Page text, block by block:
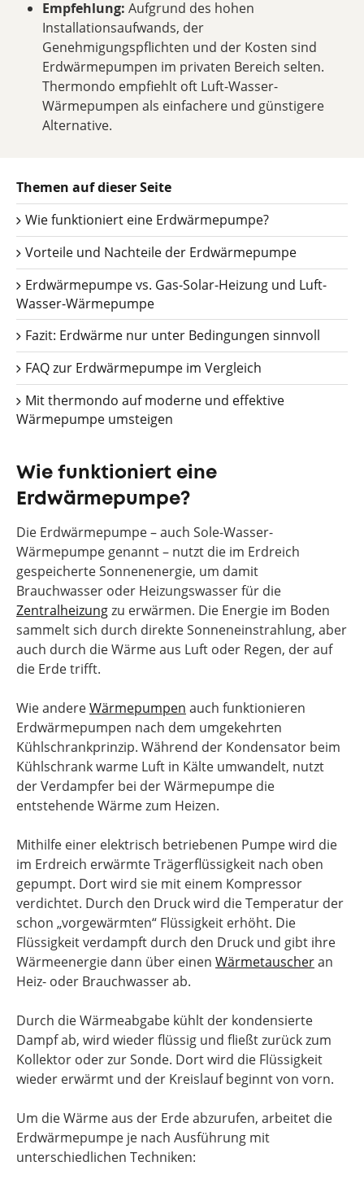
Empfehlung: Aufgrund des hohen
Installationsaufwands, der
Genehmigungspflichten und der Kosten sind
Erdwärmepumpen im privaten Bereich selten.
Thermondo empfiehlt oft Luft-Wasser-
Wärmepumpen als einfachere und günstigere
Alternative.
Themen auf dieser Seite
Wie funktioniert eine Erdwärmepumpe?
Vorteile und Nachteile der Erdwärmepumpe
Erdwärmepumpe vs. Gas-Solar-Heizung und Luft-
Wasser-Wärmepumpe
Fazit: Erdwärme nur unter Bedingungen sinnvoll
FAQ zur Erdwärmepumpe im Vergleich
Mit thermondo auf moderne und effektive
Wärmepumpe umsteigen
Wie funktioniert eine
Erdwärmepumpe?
Die Erdwärmepumpe – auch Sole-Wasser-
Wärmepumpe genannt – nutzt die im Erdreich
gespeicherte Sonnenenergie, um damit
Brauchwasser oder Heizungswasser für die
Zentralheizungzu erwärmen. Die Energie im Boden
sammelt sich durch direkte Sonneneinstrahlung, aber
auch durch die Wärme aus Luft oder Regen, der auf
die Erde trifft.
Wie andereWärmepumpen auch funktionieren
Erdwärmepumpen nach dem umgekehrten
Kühlschrankprinzip. Während der Kondensator beim
Kühlschrank warme Luft in Kälte umwandelt, nutzt
der Verdampfer bei der Wärmepumpe die
entstehende Wärme zum Heizen.
Mithilfe einer elektrisch betriebenen Pumpe wird die
im Erdreich erwärmte Trägerflüssigkeit nach oben
gepumpt. Dort wird sie mit einem Kompressor
verdichtet. Durch den Druck wird die Temperatur der
schon „vorgewärmten“ Flüssigkeit erhöht. Die
Flüssigkeit verdampft durch den Druck und gibt ihre
Wärmeenergie dann über einen Wärmetauscheran
Heiz- oder Brauchwasser ab.
Durch die Wärmeabgabe kühlt der kondensierte
Dampf ab, wird wieder flüssig und fließt zurück zum
Kollektor oder zur Sonde. Dort wird die Flüssigkeit
wieder erwärmt und der Kreislauf beginnt von vorn.
Um die Wärme aus der Erde abzurufen, arbeitet die
Erdwärmepumpe je nach Ausführung mit
unterschiedlichen Techniken: